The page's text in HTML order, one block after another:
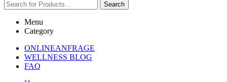
Search
Menu
Category
ONLINEANFRAGE
WELLNESS BLOG
FAQ